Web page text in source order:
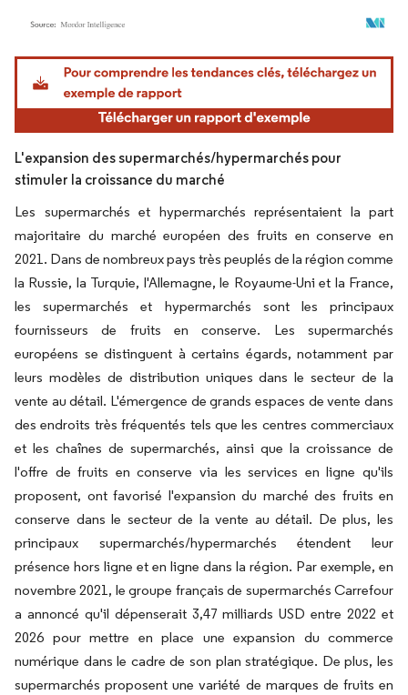
Image © Mordor Intelligence. La réutilisation nécessite une attribution sous CC BY
L'expansion des supermarchés/hypermarchés pour
stimuler la croissance du marché
Les supermarchés et hypermarchés représentaient la part
majoritaire du marché européen des fruits en conserve en
2021. Dans de nombreux pays très peuplés de la région comme
la Russie, la Turquie, l'Allemagne, le Royaume-Uni et la France,
les supermarchés et hypermarchés sont les principaux
fournisseurs de fruits en conserve. Les supermarchés
européens se distinguent à certains égards, notamment par
leurs modèles de distribution uniques dans le secteur de la
vente au détail. L'émergence de grands espaces de vente dans
des endroits très fréquentés tels que les centres commerciaux
et les chaînes de supermarchés, ainsi que la croissance de
l'offre de fruits en conserve via les services en ligne qu'ils
proposent, ont favorisé l'expansion du marché des fruits en
conserve dans le secteur de la vente au détail. De plus, les
principaux supermarchés/hypermarchés étendent leur
présence hors ligne et en ligne dans la région. Par exemple, en
novembre 2021, le groupe français de supermarchés Carrefour
a annoncé qu'il dépenserait 3,47 milliards USD entre 2022 et
2026 pour mettre en place une expansion du commerce
numérique dans le cadre de son plan stratégique. De plus, les
supermarchés proposent une variété de marques de fruits en